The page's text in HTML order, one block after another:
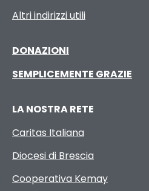
Altri indirizzi utili
DONAZIONI
SEMPLICEMENTE GRAZIE
LA NOSTRA RETE
Caritas Italiana
Diocesi di Brescia
Cooperativa Kemay